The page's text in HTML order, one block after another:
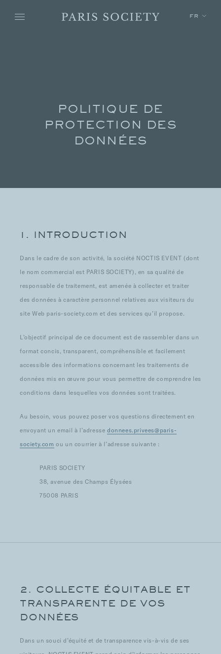
Skip to main content FR
POLITIQUE DE
PROTECTION DES
DONNÉES
1. INTRODUCTION
Dans le cadre de son activité, la société NOCTIS EVENT (dont
le nom commercial est PARIS SOCIETY), en sa qualité de
responsable de traitement, est amenée à collecter et traiter
des données à caractère personnel relatives aux visiteurs du
site Web paris-society.com et des services qu’il propose.
L’objectif principal de ce document est de rassembler dans un
format concis, transparent, compréhensible et facilement
accessible des informations concernant les traitements de
données mis en œuvre pour vous permettre de comprendre les
conditions dans lesquelles vos données sont traitées.
Au besoin, vous pouvez poser vos questions directement en
envoyant un email à l’adressedonnees.privees@paris-
society.com ou un courrier à l’adresse suivante :
PARIS SOCIETY
38, avenue des Champs Élysées
75008 PARIS
2. COLLECTE ÉQUITABLE ET
TRANSPARENTE DE VOS
DONNÉES
Dans un souci d’équité et de transparence vis-à-vis de ses